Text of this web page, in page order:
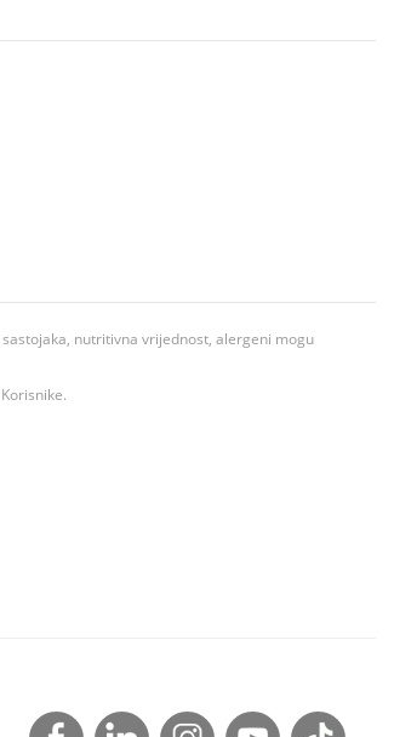
nutritivna vrijednost, alergeni mogu